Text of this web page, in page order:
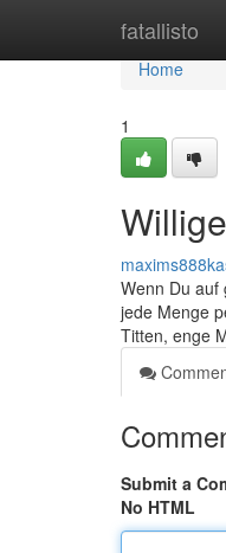
fatallisto
Home
Home
1
Wenn Du auf
jede Menge
Titten, enge
Submit a
No HTML